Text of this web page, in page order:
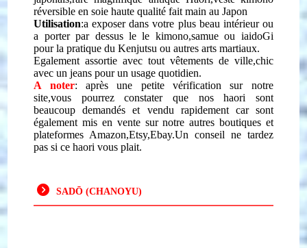
réversibleen soie haute qualité fait main au Japon
Utilisation:a exposer dans votre plus beau intérieur ou
a porter par dessus le le kimono,samue ou iaidoGi
pourla pratique du Kenjutsu ou autres arts martiaux.
Egalement assortie avec tout vêtements de ville,chic
avec un jeans pour un usage quotidien.
A noter: après une petite vérification sur notre
site,vous pourrez constater que nos haori sont
beaucoup demandés et vendu rapidement car sont
également mis en vente sur notre autres boutiques et
plateformes Amazon,Etsy,Ebay.Un conseil ne tardez
pas si ce haori vous plait.
SADŌ (CHANOYU)